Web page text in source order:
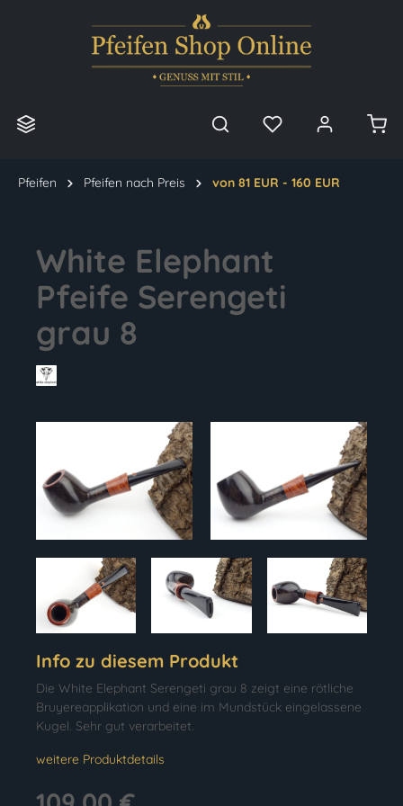
Pfeifen Pfeifen nach Preis von 81 EUR - 160 EUR
White Elephant
Pfeife Serengeti
grau 8
Info zu diesem Produkt
Die White Elephant Serengeti grau 8 zeigt eine rötliche
Bruyereapplikation und eine im Mundstück eingelassene
Kugel. Sehr gut verarbeitet.
weitere Produktdetails